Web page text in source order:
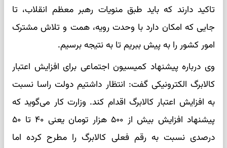
تاکید دارند که باید طبق منویات رهبر معظم انقلاب، تا
جایی که امکان دارد با وحدت رویه، همت و تلاش مشترک
امور کشور را به پیش ببریم تا به نتیجه برسیم.
وی درباره پیشنهاد کمیسیون اجتماعی برای افزایش اعتبار
کالابرگ الکترونیکی گفت: انتظار داشتیم دولت راسا نسبت
به افزایش اعتبار کالابرگ اقدام کند. وزارت کار می‌گوید که
پیشنهاد افزایش بیش از ۵۰۰ هزار تومان یعنی ۴۰ تا ۵۰
درصدی نسبت به رقم فعلی کالابرگ را مطرح کرده اما